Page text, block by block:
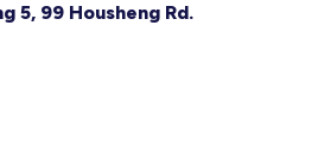
5, 99 Housheng Rd.